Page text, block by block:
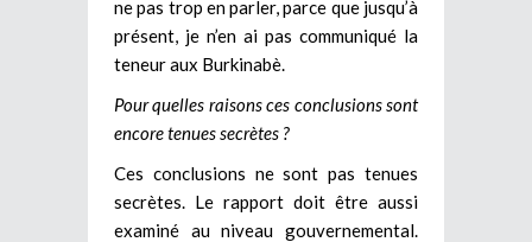
ne pas trop en parler, parce que jusqu’à
présent, je n’en ai pas communiqué la
teneur aux Burkinabè.
Pour quelles raisons ces conclusions sont
encore tenues secrètes ?
Ces conclusions ne sont pas tenues
secrètes. Le rapport doit être aussi
examiné au niveau gouvernemental.